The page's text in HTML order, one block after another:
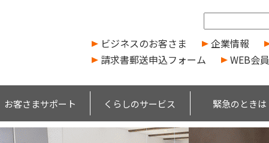
ビジネスのお客さま 企業情報
請求書郵送申込フォーム
WEB会
お客さまサポート くらしのサービス 緊急のときは